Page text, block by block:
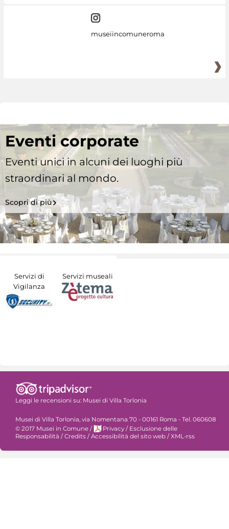
museiincomuneroma
Eventi corporate
Eventi unici in alcuni dei luoghi più
straordinari al mondo.
Scopri di più
Servizi di
Vigilanza
Servizi museali
Leggi le recensioni su: Musei di Villa Torlonia
Musei di Villa Torlonia, via Nomentana 70 - 00161 Roma - Tel. 060608
© 2017 Musei in Comune / Privacy / Esclusione delle
Responsabilità / Credits / Accessibilità del sito web / XML-rss